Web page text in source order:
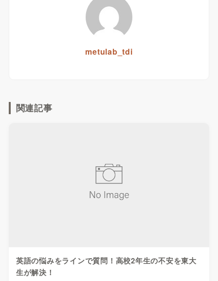
metulab_tdi
関連記事
英語の悩みをラインで質問！高校2年生の不安を東大
生が解決！